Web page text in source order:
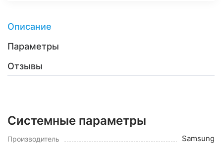
Описание
Параметры
Отзывы
Системные параметры
Производитель Samsung